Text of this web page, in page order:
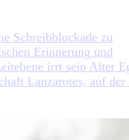
Schreibblockade zu
Erinnerung und
irrt sein Alter
Lanzarotes, auf